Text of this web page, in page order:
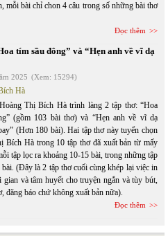
mỗi bài chỉ chon 4 câu trong số những bài thơ
Đọc thêm
tím sầu đông” và “Hẹn anh về vĩ dạ
2025 (Xem: 15294)
Hà
Thị Bích Hà trình làng 2 tập thơ: “Hoa
(gồm 103 bài thơ) và “Hẹn anh về vĩ dạ
(Hơn 180 bài). Hai tập thơ này tuyển chọn
Bích Hà trong 10 tập thơ đã xuất bản từ mấy
tập lọc ra khoảng 10-15 bài, trong những tập
(Đây là 2 tập thơ cuối cùng khép lại việc in
và tâm huyết cho truyện ngắn và tùy bút,
đăng báo chứ không xuất bản nữa).
Đọc thêm